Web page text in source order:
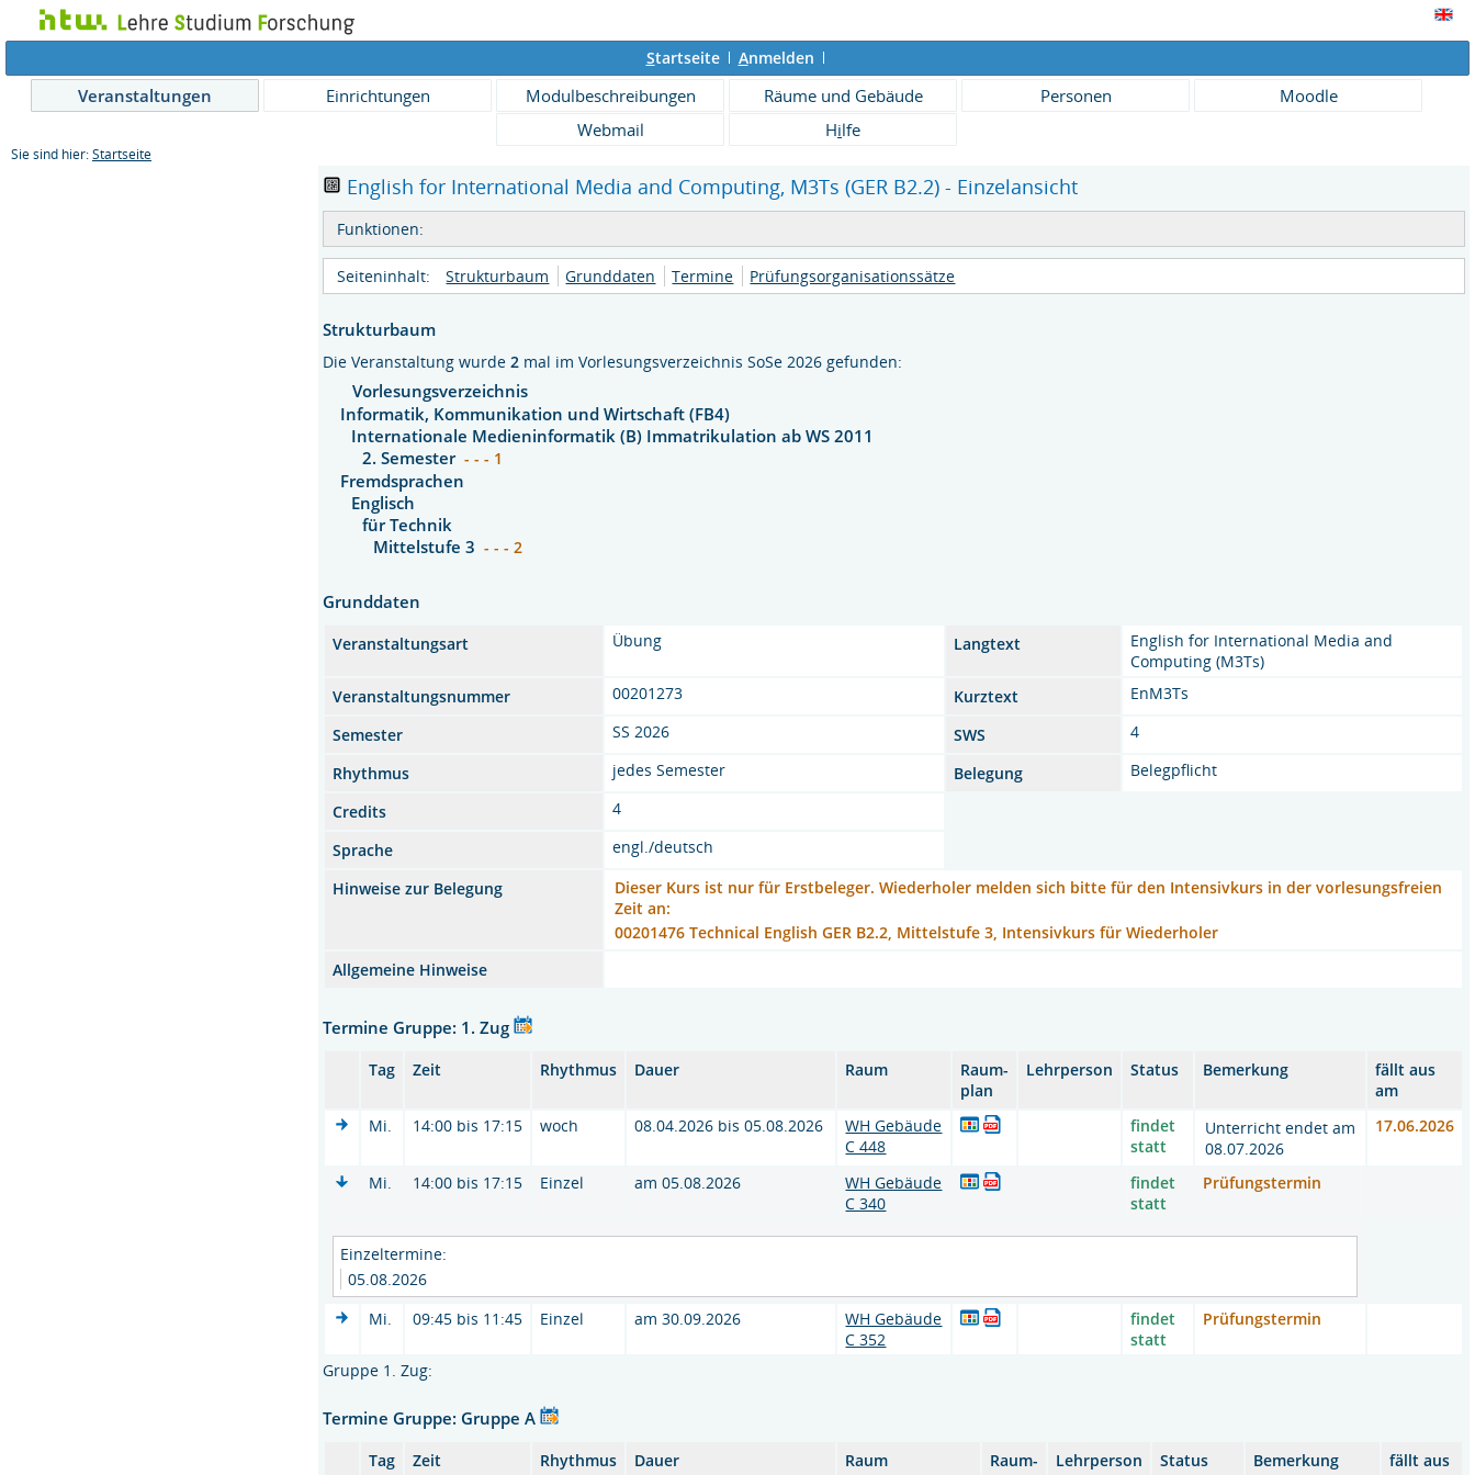
Startseite Anmelden
Veranstaltungen Einrichtungen Modulbeschreibungen Räume und Gebäude Personen
Moodle
Webmail
Hilfe
Sie sind hier: Startseite
English for International Media and Computing, M3Ts (GER B2.2) - Einzelansicht
Funktionen:
Seiteninhalt: Strukturbaum Grunddaten Termine Prüfungsorganisationssätze
Strukturbaum
Die Veranstaltung wurde2 mal im Vorlesungsverzeichnis SoSe 2026 gefunden:
Vorlesungsverzeichnis
Informatik, Kommunikation und Wirtschaft (FB4)
Internationale Medieninformatik (B) Immatrikulation ab WS 2011
2. Semester - - - 1
Fremdsprachen
Englisch
für Technik
Mittelstufe 3 - - - 2
Grunddaten
Veranstaltungsart Übung Langtext
English for International Media and
Computing (M3Ts)
Veranstaltungsnummer
00201273 Kurztext
EnM3Ts
Semester
SS 2026 SWS
4
Rhythmus
jedes Semester Belegung
Belegpflicht
Credits
4
Sprache
engl./deutsch
Hinweise zur Belegung
Dieser Kurs ist nur für Erstbeleger. Wiederholer melden sich bitte für den Intensivkurs in der vorlesungsfreien
Zeit an:
00201476 Technical English GER B2.2, Mittelstufe 3, Intensivkurs für Wiederholer
Allgemeine Hinweise
Termine Gruppe: 1. Zug
Tag Zeit Rhythmus Dauer Raum
Raum-
plan
Lehrperson Status Bemerkung
fällt aus
am
Mi.
14:00 bis 17:15 woch 08.04.2026 bis 05.08.2026
WH Gebäude
C 448
findet
statt
Unterricht endet am
08.07.2026
17.06.2026
Mi. 14:00 bis 17:15 Einzel am 05.08.2026
WH Gebäude
C 340
findet
statt
Prüfungstermin
Einzeltermine:
05.08.2026
Mi.
09:45 bis 11:45 Einzel am 30.09.2026
WH Gebäude
C 352
findet
statt
Prüfungstermin
Gruppe 1. Zug:
Termine Gruppe: Gruppe A
Tag Zeit Rhythmus Dauer Raum
Raum-
Lehrperson Status Bemerkung
fällt aus